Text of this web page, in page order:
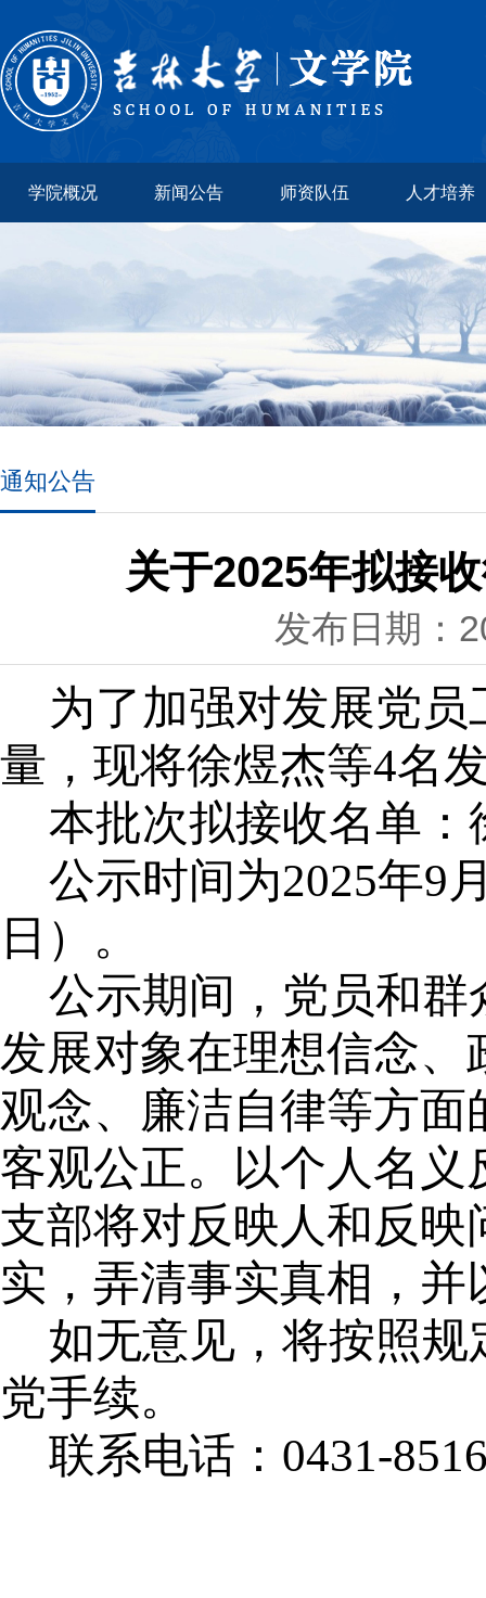
学院概况 新闻公告 师资队伍 人才培养
通知公告
关于2025年拟接
发布日期：
为了加强对发展党员
量，现将徐煜杰等4名
本批次拟接收名单
公示时间为2025年9
日）。
公示期间，党员和
发展对象在理想信念
观念、廉洁自律等方
客观公正。以个人名
支部将对反映人和反
实，弄清事实真相，
如无意见，将按照规
党手续。
联系电话：0431-